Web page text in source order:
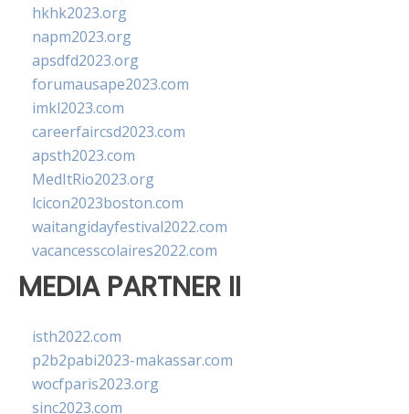
hkhk2023.org
napm2023.org
apsdfd2023.org
forumausape2023.com
imkl2023.com
careerfaircsd2023.com
apsth2023.com
MedItRio2023.org
lcicon2023boston.com
waitangidayfestival2022.com
vacancesscolaires2022.com
MEDIA PARTNER II
isth2022.com
p2b2pabi2023-makassar.com
wocfparis2023.org
sinc2023.com